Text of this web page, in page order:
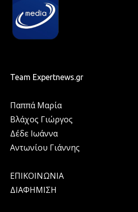
Team Expertnews.gr
Παππά Μαρία
Βλάχος Γιώργος
Δέδε Ιωάννα
Αντωνίου Γιάννης
ΕΠΙΚΟΙΝΩΝΙΑ
ΔΙΑΦΗΜΙΣΗ